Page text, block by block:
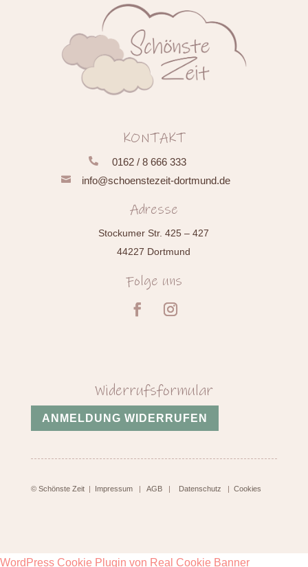
KONTAKT
 0162 / 8 666 333
 info@schoenstezeit-dortmund.de
Adresse
Stockumer Str. 425 – 427
44227 Dortmund
Folge uns
Widerrufsformular
ANMELDUNG WIDERRUFEN
© Schönste Zeit| Impressum| AGB | Datenschutz | Cookies
WordPress Cookie Plugin von Real Cookie Banner